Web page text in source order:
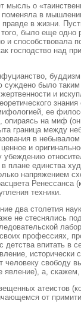
мысль о
в
в жизни.
было еще одно
и
господство над
суждено было
и
ее
опираясь на миф
граница между
в
и
плане единства
техники.
два столетия
не стеснялись
профессиях,
впитать в
свободу
а,
атеистов
от